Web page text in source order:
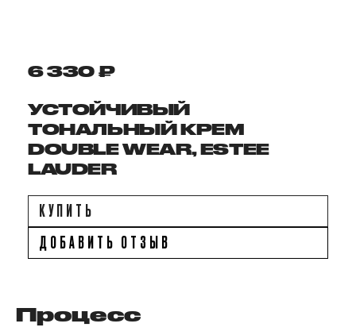
6 330 ₽
УСТОЙЧИВЫЙ
ТОНАЛЬНЫЙ КРЕМ
DOUBLE WEAR, ESTEE
LAUDER
КУПИТЬ
ДОБАВИТЬ ОТЗЫВ
Процесс